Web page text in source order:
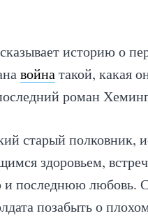
историю о
войнатакой, какая
роман
старый полковник,
здоровьем,
последнюю любовь.
позабыть о